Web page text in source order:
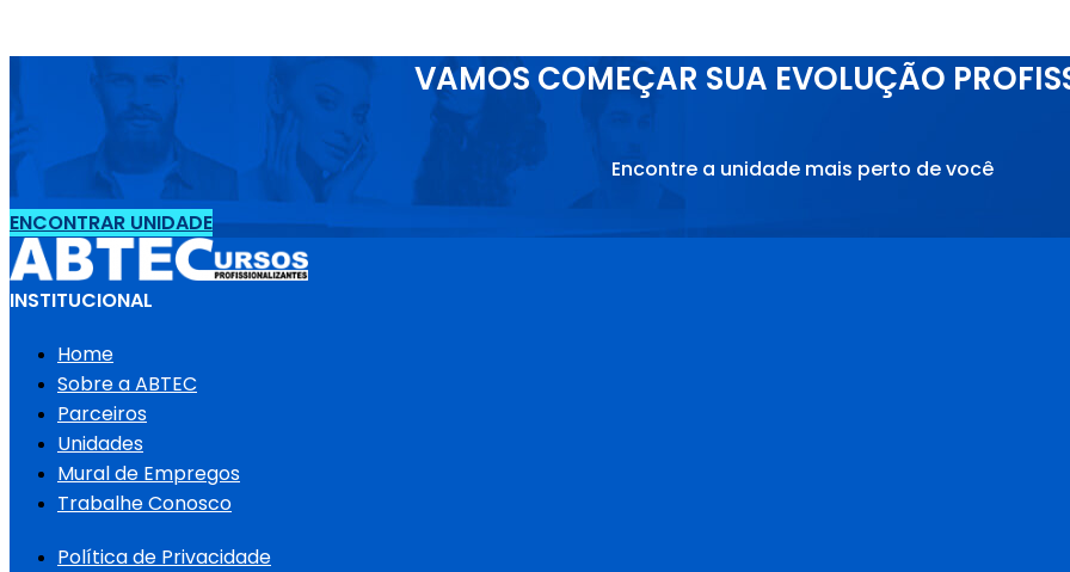
VAMOS COMEÇAR SUA EVOLUÇÃO
Encontre a unidade mais perto de você
ENCONTRAR UNIDADE
INSTITUCIONAL
Home
Sobre a ABTEC
Parceiros
Unidades
Mural de Empregos
Trabalhe Conosco
Política de Privacidade